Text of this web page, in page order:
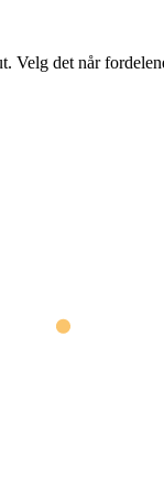
Velg det når